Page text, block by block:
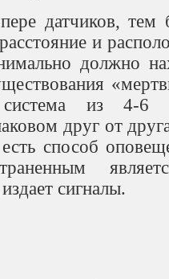
датчиков, тем
и
должно
из 4-6
друг от
способ
сигналы.